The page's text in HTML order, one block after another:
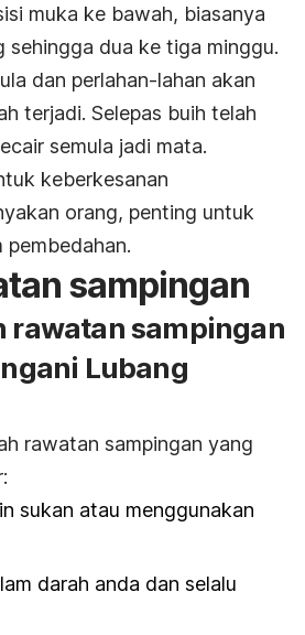
muka ke bawah, biasanya
dua ke tiga minggu.
dan perlahan-lahan akan
terjadi. Selepas buih telah
semula jadi mata.
keberkesanan
orang, penting untuk
sampingan
rawatan sampingan
Lubang
rawatan sampingan yang
sukan atau menggunakan
darah anda dan selalu